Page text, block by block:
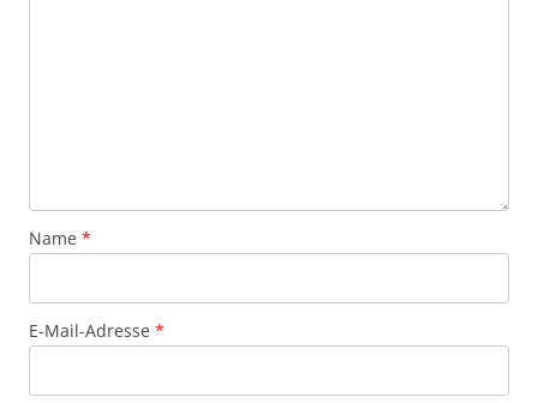
Name *
E-Mail-Adresse *